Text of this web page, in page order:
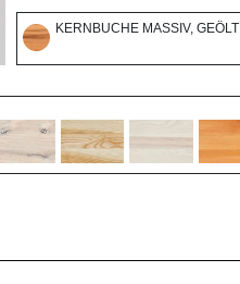
KERNBUCHE MASSIV, GEÖLT